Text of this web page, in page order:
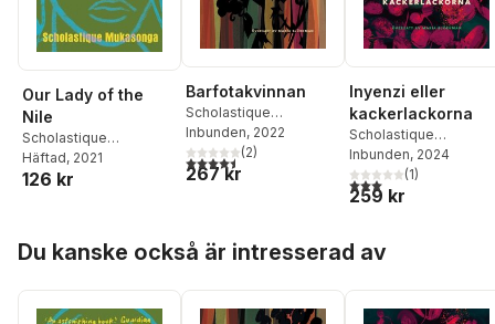
Our Lady of the
Nile
Scholastique
Mukasonga
Häftad, 2021
126 kr
Barfotakvinnan
Scholastique
Mukasonga
Inbunden, 2022
4,5utav 5 stjärnor. Totalt antal röster:
(2)
267 kr
Inyenzi eller
kackerlackorna
Scholastique
Mukasonga
Inbunden, 2024
3,0utav 5 stjärnor.
(1)
259 kr
Du kanske också är intresserad av